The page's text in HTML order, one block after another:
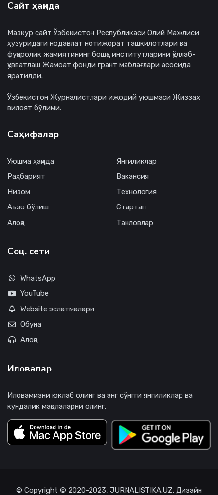
Сайт ҳақида
Мазкур сайт Ўзбекистон Республикаси Олий Мажлиси
ҳузуридаги нодавлат нотижорат ташкилотлари ва
фуқаролик жамиятининг бошқа институтларини қўллаб-
қувватлаш Жамоат фонди грант маблағлари асосида
яратилди.
Ўзбекистон Журналистлари ижодий уюшмаси Жиззах
вилоят бўлими.
Саҳифалар
Уюшма ҳақида
Раҳбарият
Низом
Аъзо бўлиш
Алоқа
Янгиликлар
Вакансия
Технология
Стартап
Танловлар
Соц. сети
WhatsApp
YouTube
Website эслатмалари
Обуна
Алоқа
Иловалар
Иловамизни юклаб олинг ва энг сўнгги янгиликлар ва
кундалик мақолаларни олинг.
© Copyright © 2020-2023, JURNALISTIKA.UZ. Дизайн